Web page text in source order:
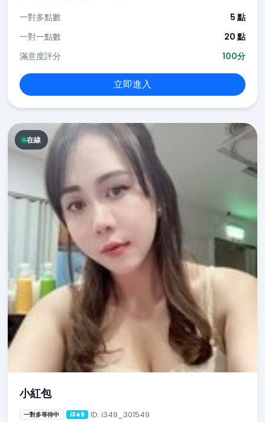
一對多點數
5 點
一對一點數
20 點
滿意度評分
100分
立即進入
在線
小紅包
一對多等待中 i349 ID: i349_301549